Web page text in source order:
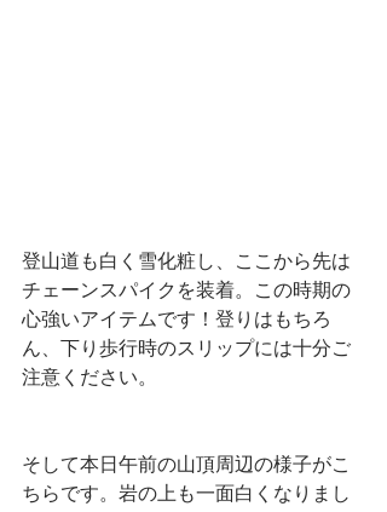
登山道も白く雪化粧し、ここから先は
チェーンスパイクを装着。この時期の
心強いアイテムです！登りはもちろ
ん、下り歩行時のスリップには十分ご
注意ください。
そして本日午前の山頂周辺の様子がこ
ちらです。岩の上も一面白くなりまし